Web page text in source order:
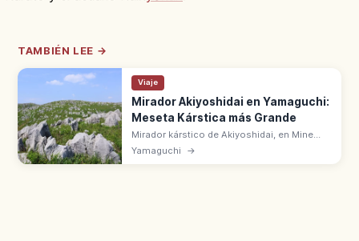
TAMBIÉN LEE →
Viaje
Mirador Akiyoshidai en Yamaguchi:
Meseta Kárstica más Grande
Mirador kárstico de Akiyoshidai, en Mine
(Yamaguchi), domina la mayor meseta
kárstica de Japón. Roca caliza, karrenfeld,
Yamaguchi →